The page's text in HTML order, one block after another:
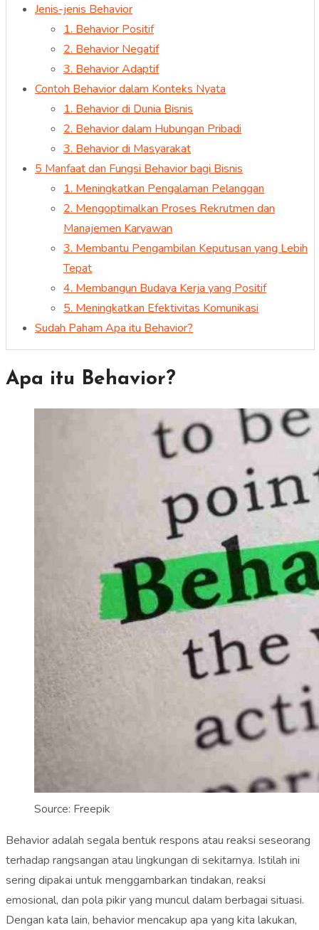
Jenis-jenis Behavior
1. Behavior Positif
2. Behavior Negatif
3. Behavior Adaptif
Contoh Behavior dalam Konteks Nyata
1. Behavior di Dunia Bisnis
2. Behavior dalam Hubungan Pribadi
3. Behavior di Masyarakat
5 Manfaat dan Fungsi Behavior bagi Bisnis
1. Meningkatkan Pengalaman Pelanggan
2. Mengoptimalkan Proses Rekrutmen dan
Manajemen Karyawan
3. Membantu Pengambilan Keputusan yang Lebih
Tepat
4. Membangun Budaya Kerja yang Positif
5. Meningkatkan Efektivitas Komunikasi
Sudah Paham Apa itu Behavior?
Apa itu Behavior?
Source: Freepik
Behavior adalah segala bentuk respons atau reaksi seseorang
terhadap rangsangan atau lingkungan di sekitarnya. Istilah ini
sering dipakai untuk menggambarkan tindakan, reaksi
emosional, dan pola pikir yang muncul dalam berbagai situasi.
Dengan kata lain, behavior mencakup apa yang kita lakukan,